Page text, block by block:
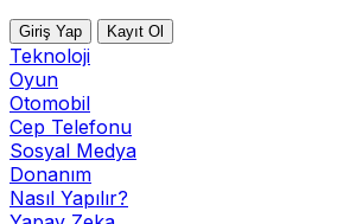
Giriş Yap Kayıt Ol
Teknoloji
Oyun
Otomobil
Cep Telefonu
Sosyal Medya
Donanım
Nasıl Yapılır?